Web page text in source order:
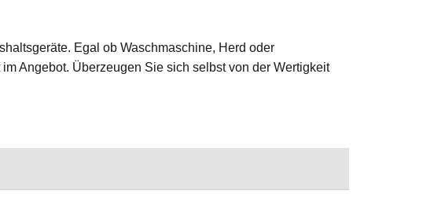
Egal ob Waschmaschine, Herd oder
Angebot. Überzeugen Sie sich selbst von der Wertigkeit